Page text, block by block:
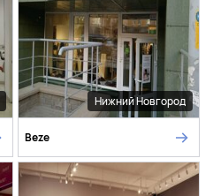
Нижний Новгород
Beze